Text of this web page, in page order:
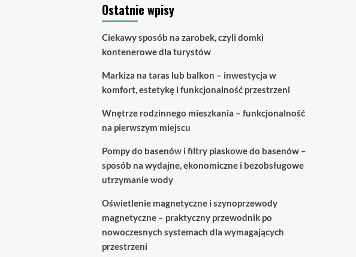
Ostatnie wpisy
Ciekawy sposób na zarobek, czyli domki
kontenerowe dla turystów
Markiza na taras lub balkon – inwestycja w
komfort, estetykę i funkcjonalność przestrzeni
Wnętrze rodzinnego mieszkania – funkcjonalność
na pierwszym miejscu
Pompy do basenów i filtry piaskowe do basenów –
sposób na wydajne, ekonomiczne i bezobsługowe
utrzymanie wody
Oświetlenie magnetyczne i szynoprzewody
magnetyczne – praktyczny przewodnik po
nowoczesnych systemach dla wymagających
przestrzeni